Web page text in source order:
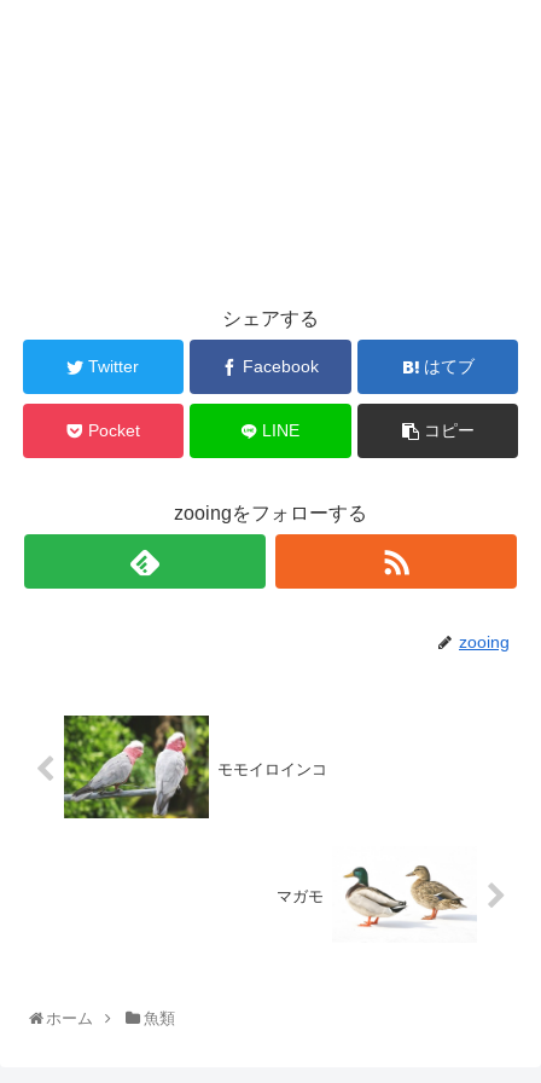
シェアする
Twitter Facebook はてブ
Pocket LINE コピー
zooingをフォローする
zooing
モモイロインコ
マガモ
ホーム 魚類